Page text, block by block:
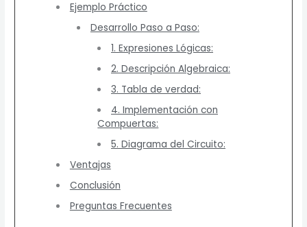
Ejemplo Práctico
Desarrollo Paso a Paso:
1. Expresiones Lógicas:
2. Descripción Algebraica:
3. Tabla de verdad:
4. Implementación con
Compuertas:
5. Diagrama del Circuito:
Ventajas
Conclusión
Preguntas Frecuentes